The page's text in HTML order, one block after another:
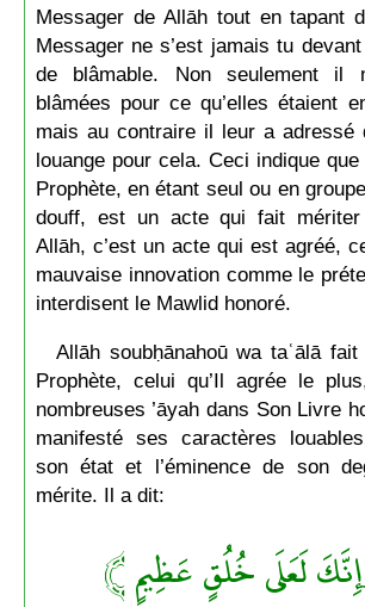
Messager de Allāh tout en tapant
Messager ne s’est jamais tu
de blâmable. Non seulement
blâmées pour ce qu’elles étaient
mais au contraire il leur a adressé
louange pour cela. Ceci indique que
Prophète, en étant seul ou en
douff, est un acte qui fait mériter
Allāh, c’est un acte qui est agréé,
mauvaise innovation comme le
interdisent le Mawlid honoré.
Allāh soubḥānahoū wa taʿālā fait
Prophète, celui qu’Il agrée le
nombreuses ’āyah dans Son Livre
manifesté ses caractères
son état et l’éminence de son
mérite. Il a dit:
لَعَلَى خُلُقٍ عَظِيمٍ ﴾